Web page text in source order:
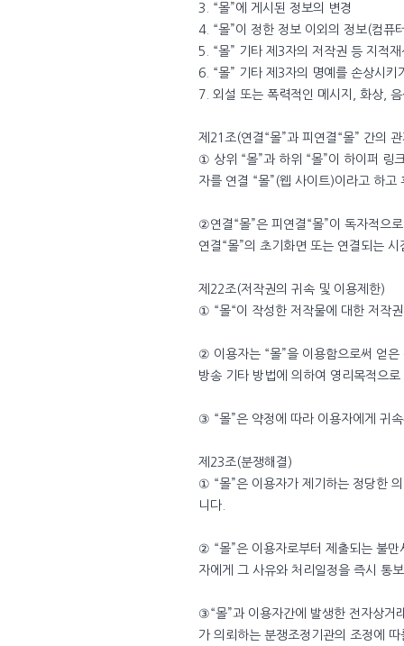
3. “몰”에 게시된 정보의 변경
4. “몰”이 정한 정보 이외의 정보(컴퓨
5. “몰” 기타 제3자의 저작권 등 지적
6. “몰” 기타 제3자의 명예를 손상시키
7. 외설 또는 폭력적인 메시지, 화상,
제21조(연결“몰”과 피연결“몰” 간의
① 상위 “몰”과 하위 “몰”이 하이퍼 링
자를 연결 “몰”(웹 사이트)이라고 하고
②연결“몰”은 피연결“몰”이 독자적으
연결“몰”의 초기화면 또는 연결되는
제22조(저작권의 귀속 및 이용제한)
① “몰“이 작성한 저작물에 대한 저작
② 이용자는 “몰”을 이용함으로써 얻
방송 기타 방법에 의하여 영리목적으
③ “몰”은 약정에 따라 이용자에게 귀
제23조(분쟁해결)
① “몰”은 이용자가 제기하는 정당한
니다.
② “몰”은 이용자로부터 제출되는 불
자에게 그 사유와 처리일정을 즉시 통
③“몰”과 이용자간에 발생한 전자상거
가 의뢰하는 분쟁조정기관의 조정에